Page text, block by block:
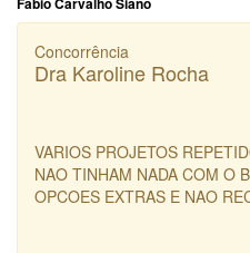
Concorrência
Dra Karoline Rocha
VARIOS PROJETOS
NAO TINHAM NADA COM O
OPCOES EXTRAS E NAO